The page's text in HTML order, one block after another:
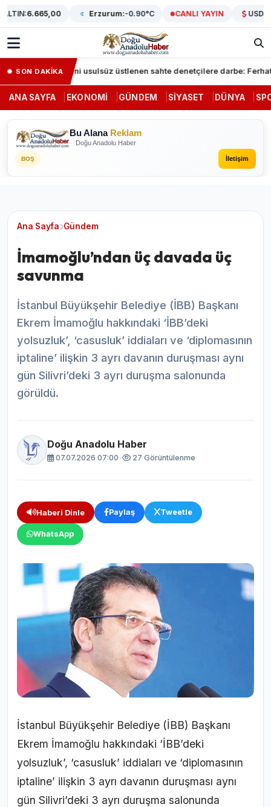
6.665,00 Erzurum:-0.90°C CANLI YAYIN USD/TRY:
SON DAKİKA
görevini usulsüz üstlenen sahte denetçilere darbe: Ferhat
ANA SAYFA EKONOMI GÜNDEM SIYASET DÜNYA
Bu Alana Reklam
Doğu Anadolu Haber
BOŞ İletişim
Ana Sayfa Gündem
İmamoğlu’ndan üç davada üç
savunma
İstanbul Büyükşehir Belediye (İBB) Başkanı
Ekrem İmamoğlu hakkındaki ‘İBB’deki
yolsuzluk’, ‘casusluk’ iddiaları ve ‘diplomasının
iptaline’ ilişkin 3 ayrı davanın duruşması aynı
gün Silivri’deki 3 ayrı duruşma salonunda
görüldü.
Doğu Anadolu Haber
07.07.2026 07:00• 27 Görüntülenme
Haberi Dinle Paylaş Tweetle
WhatsApp
İstanbul Büyükşehir Belediye (İBB) Başkanı
Ekrem İmamoğlu hakkındaki ‘İBB’deki
yolsuzluk’, ‘casusluk’ iddiaları ve ‘diplomasının
iptaline’ ilişkin 3 ayrı davanın duruşması aynı
gün Silivri’deki 3 ayrı duruşma salonunda